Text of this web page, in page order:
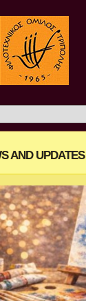
AND UPDATES